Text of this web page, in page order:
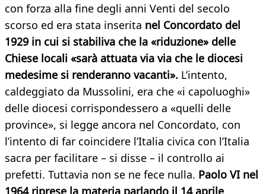
con forza alla fine degli anni Venti del secolo
scorso ed era stata inserita nel Concordato del
1929 in cui si stabiliva che la «riduzione» delle
Chiese locali «sarà attuata via via che le diocesi
medesime si renderanno vacanti». L’intento,
caldeggiato da Mussolini, era che «i capoluoghi»
delle diocesi corrispondessero a «quelli delle
province», si legge ancora nel Concordato, con
l’intento di far coincidere l’Italia civica con l’Italia
sacra per facilitare – si disse – il controllo ai
prefetti. Tuttavia non se ne fece nulla. Paolo VI nel
1964 riprese la materia parlando il 14 aprile